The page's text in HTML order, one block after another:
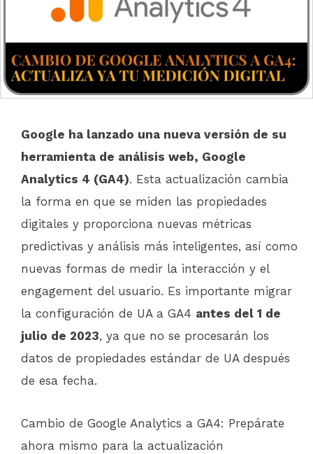
Google ha lanzado una nueva versión de su
herramienta de análisis web, Google
Analytics 4 (GA4). Esta actualización cambia
la forma en que se miden las propiedades
digitales y proporciona nuevas métricas
predictivas y análisis más inteligentes, así como
nuevas formas de medir la interacción y el
engagement del usuario. Es importante migrar
la configuración de UA a GA4 antes del 1 de
julio de 2023, ya que no se procesarán los
datos de propiedades estándar de UA después
de esa fecha.
Cambio de Google Analytics a GA4: Prepárate
ahora mismo para la actualización